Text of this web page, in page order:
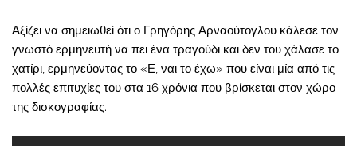
Αξίζει να σημειωθεί ότι ο Γρηγόρης Αρναούτογλου κάλεσε τον
γνωστό ερμηνευτή να πει ένα τραγούδι και δεν του χάλασε το
χατίρι, ερμηνεύοντας το «Ε, ναι το έχω» που είναι μία από τις
πολλές επιτυχίες του στα 16 χρόνια που βρίσκεται στον χώρο
της δισκογραφίας.